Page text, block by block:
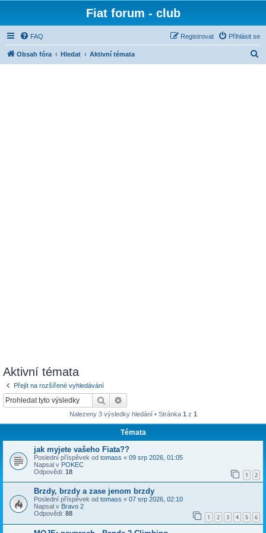
Fiat forum - club
FAQ Přihlásit se
Registrovat
Obsah fóra Hledat Aktivní témata
Aktivní témata
Přejít na rozšířené vyhledávání
Hledat
Nalezeny 3 výsledky hledání • Stránka 1 z 1
Témata
jak myjete vašeho Fiata??
Poslední příspěvek od tomass « 09 srp 2026, 01:05
Napsal v POKEC
Odpovědi: 18 1 2
Brzdy, brzdy a zase jenom brzdy
Poslední příspěvek od tomass « 07 srp 2026, 02:10
Napsal v Bravo 2
Odpovědi: 88 1 2 3 4 5 6